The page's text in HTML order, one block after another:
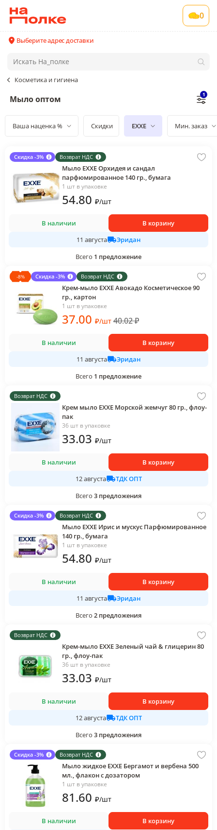
0
Выберите адрес доставки
Косметика и гигиена
Мыло оптом 1
Ваша наценка % Скидки EXXE Мин. заказ
Скидка -3% Возврат НДС
Мыло EXXE Орхидея и сандал
парфюмированное 140 гр., бумага
1 шт в упаковке
54.80 ₽/шт
В наличии
В корзину
11 августа
Эридан
Всего 1 предложение
-8% Скидка -3% Возврат НДС
Крем-мыло EXXE Авокадо Косметическое 90
гр., картон
1 шт в упаковке
37.00 ₽/шт 40.02₽
В наличии
В корзину
11 августа
Эридан
Всего 1 предложение
Возврат НДС
Крем мыло EXXE Морской жемчуг 80 гр., флоу-
пак
36 шт в упаковке
33.03 ₽/шт
В наличии
В корзину
12 августа
ТДК ОПТ
Всего 3 предложения
Скидка -3% Возврат НДС
Мыло EXXE Ирис и мускус Парфюмированное
140 гр., бумага
1 шт в упаковке
54.80 ₽/шт
В наличии
В корзину
11 августа
Эридан
Всего 2 предложения
Возврат НДС
Крем-мыло EXXE Зеленый чай & глицерин 80
гр., флоу-пак
36 шт в упаковке
33.03 ₽/шт
В наличии
В корзину
12 августа
ТДК ОПТ
Всего 3 предложения
Скидка -3% Возврат НДС
Мыло жидкое EXXE Бергамот и вербена 500
мл., флакон с дозатором
1 шт в упаковке
81.60 ₽/шт
В наличии
В корзину